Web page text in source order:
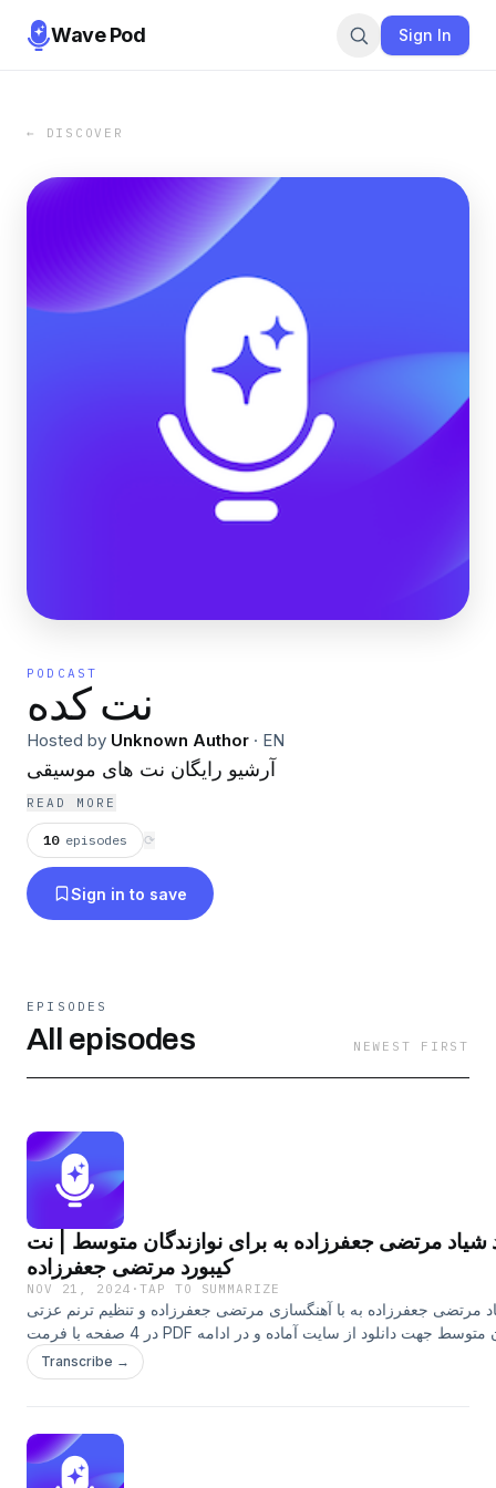
Wave Pod Sign In
← DISCOVER
PODCAST
نت کده
Hosted by Unknown Author · EN
آرشیو رایگان نت های موسیقی
READ MORE
10 episodes ⟳
Sign in to save
EPISODES
All episodes NEWEST FIRST
نت کیبورد شیاد مرتضی جعفرزاده به برای نوازندگان متوسط | نت
کیبورد مرتضی جعفرزاده
NOV 21, 2024 ·TAP TO SUMMARIZE
مرتضی جعفرزاده به با آهنگسازی مرتضی جعفرزاده و تنظیم ترنم عزتی
در 4 صفحه با فرمت PDF برای نوازندگان متوسط جهت دانلود از سایت آماده و در ادامه
پیش نمایش نت و فایل صوتی را مشاهده فرمایید نت کیبورد شیاد مرتضی
جعفرزاده به برای نوازندگان متوسط | نت کیبورد مرتضی جعفرزاده
8771-413d-bdf1-
مرتضی جعفرزاده به آهنگساز : مرتضی جعفرزاده تنظیم نت کیبورد : ترنم
Transcribe →